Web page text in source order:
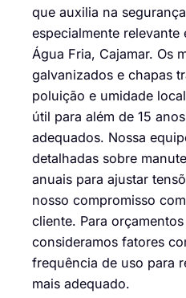
que auxilia na
especialmente relevante
Água Fria, Cajamar. Os
galvanizados e chapas
poluição e umidade
útil para além de 15
adequados. Nossa
detalhadas sobre
anuais para ajustar
nosso compromisso
cliente. Para
consideramos fatores
frequência de uso para
mais adequado.